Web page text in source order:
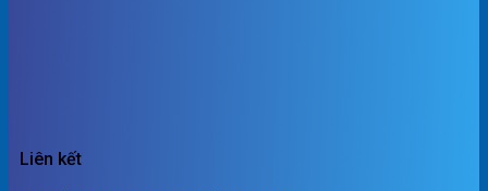
Liên kết